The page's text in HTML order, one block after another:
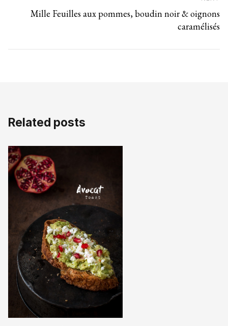
Mille Feuilles aux pommes, boudin noir & oignons
caramélisés
Related posts